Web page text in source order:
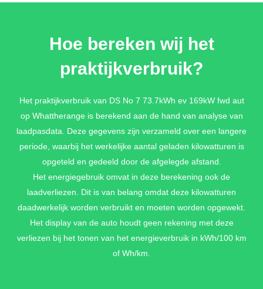
Hoe bereken wij het
praktijkverbruik?
Het praktijkverbruik van DS No 7 73.7kWh ev 169kW fwd aut
op Whattherange is berekend aan de hand van analyse van
laadpasdata. Deze gegevens zijn verzameld over een langere
periode, waarbij het werkelijke aantal geladen kilowatturen is
opgeteld en gedeeld door de afgelegde afstand.
Het energiegebruik omvat in deze berekening ook de
laadverliezen. Dit is van belang omdat deze kilowatturen
daadwerkelijk worden verbruikt en moeten worden opgewekt.
Het display van de auto houdt geen rekening met deze
verliezen bij het tonen van het energieverbruik in kWh/100 km
of Wh/km.